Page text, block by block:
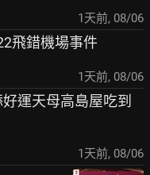
1天前, 08/06
飛錯機場事件
1天前, 08/06
運天母高島屋吃到
1天前, 08/06